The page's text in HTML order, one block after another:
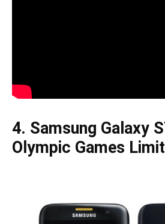
4. Samsung Galaxy
Olympic Games